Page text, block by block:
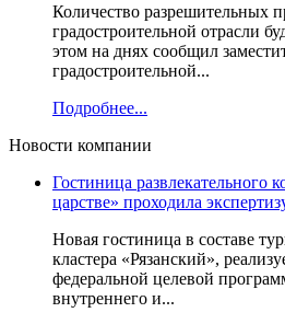
Количество разрешительных
градостроительной отрасли
этом на днях сообщил
градостроительной...
Подробнее...
Новости компании
Гостиница развлекательного
царстве» проходила
Новая гостиница в составе
кластера «Рязанский»,
федеральной целевой
внутреннего и...